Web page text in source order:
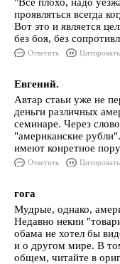
проявляться всегда
Вот это и является
без боя, без
Ответить Цитировать
Евгений.
Автар стаьи уже не
деньги различных
семинаре. Через
"американские
имеют конретное
Ответить Цитировать
гога
Мудрые, однако,
Недавно некии
обама не хотел бы
и о другом мире. В
общем, читайте в